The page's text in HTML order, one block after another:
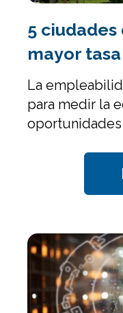
5 ciudades
mayor
La
para medir la
oportunidades